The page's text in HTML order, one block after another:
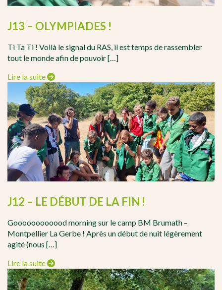
J13 – OLYMPIADES !
Ti Ta Ti ! Voilà le signal du RAS, il est temps de rassembler
tout le monde afin de pouvoir […]
Lire la suite
J12 – LE DÉBUT DE LA FIN !
Goooooooooood morning sur le camp BM Brumath –
Montpellier La Gerbe ! Après un début de nuit légèrement
agité (nous […]
Lire la suite